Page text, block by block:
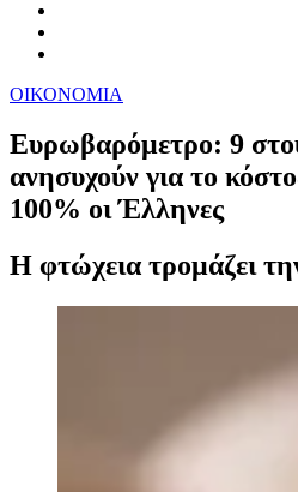
ΟΙΚΟΝΟΜΙΑ
Ευρωβαρόμετρο: 9
ανησυχούν για το
100% οι Έλληνες
Η φτώχεια τρομάζει